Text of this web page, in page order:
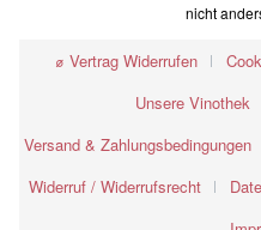
nicht
⌀ Vertrag Widerrufen
Unsere Vinothek
Versand & Zahlungsbedingungen
Widerruf / Widerrufsrecht